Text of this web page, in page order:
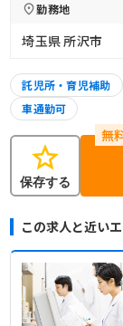
勤務地
埼玉県 所沢市
託児所・育児補助
車通勤可
star
保存する
この求人と近い